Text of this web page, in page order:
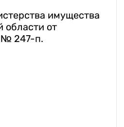
имущества
области от
№ 247-п.